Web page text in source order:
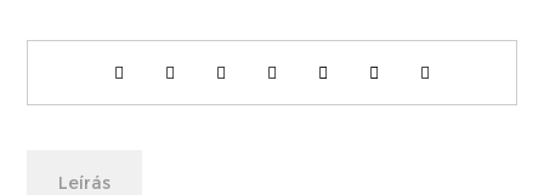
Leírás